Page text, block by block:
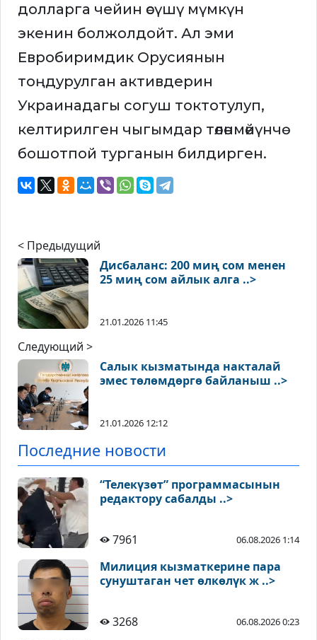
долларга чейин өсүшү мүмкүн
экенин болжолдойт. Ал эми
Евробиримдик Орусиянын
тоңдурулган активдерин
Украинадагы согуш токтотулуп,
келтирилген чыгымдар төлөнмөйүнчө
бошотпой турганын билдирген.
< Предыдущий
Дисбаланс: 200 миң сом менен
25 миң сом айлык алга ..>
21.01.2026 11:45
Следующий >
Салык кызматында накталай
эмес төлөмдөргө байланыш ..>
21.01.2026 12:12
Последние новости
“Телекүзөт” программасынын
редактору сабалды ..>
7961 06.08.2026 1:14
Милиция кызматкерине пара
сунуштаган чет өлкөлүк ж ..>
3268 06.08.2026 0:23